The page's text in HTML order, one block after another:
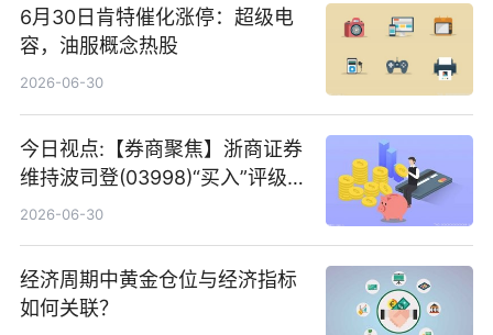
6月30日肯特催化涨停：超级电
容，油服概念热股
2026-06-30
今日视点:【券商聚焦】浙商证券
维持波司登(03998)“买入”评级
指其业绩高质量稳增长
2026-06-30
经济周期中黄金仓位与经济指标
如何关联？